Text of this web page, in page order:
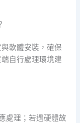
軟體安裝，確保
自行處理環境建
處理；若遇硬體故